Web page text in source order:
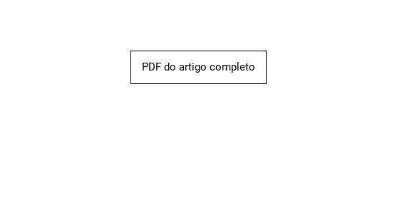
PDF do artigo completo